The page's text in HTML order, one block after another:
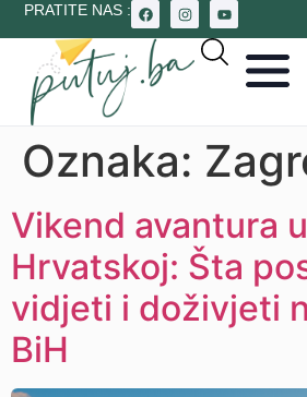
PRATITE NAS :
Oznaka:
Vikend avantura u
Hrvatskoj: Šta
vidjeti i doživjeti
BiH